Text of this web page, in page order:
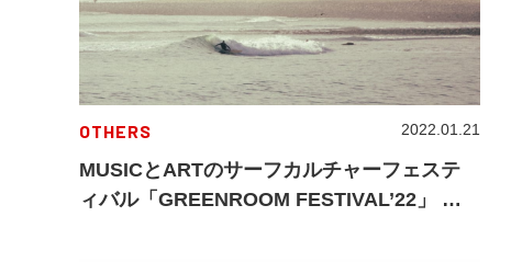
OTHERS
MUSICとARTのサーフカルチャーフェステ
ィバル「GREENROOM FESTIVAL’22」 第1
2022.01.21